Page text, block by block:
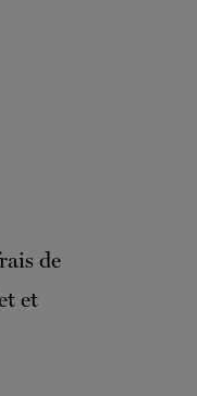
de
et